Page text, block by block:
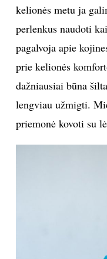
rezultatas gali būti
kainos gali
tik aviakompanijos,
apgyvendinimą,